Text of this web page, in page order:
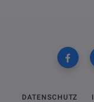
DATENSCHUTZ